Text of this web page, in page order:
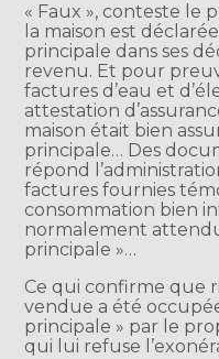
« Faux », conteste le
la maison est
principale dans ses
revenu. Et pour
factures d’eau et
attestation
maison était bien
principale… Des
répond
factures fournies
consommation bien
normalement
principale »…
Ce qui confirme que
vendue a été
principale » par le
qui lui refuse